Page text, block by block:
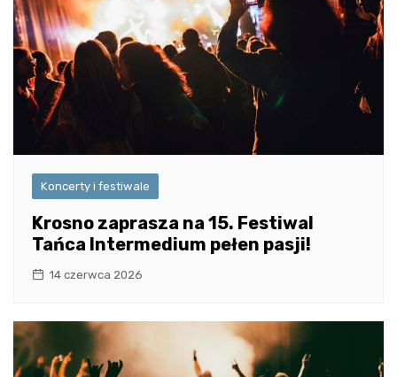
Koncerty i festiwale
Krosno zaprasza na 15. Festiwal
Tańca Intermedium pełen pasji!
14 czerwca 2026